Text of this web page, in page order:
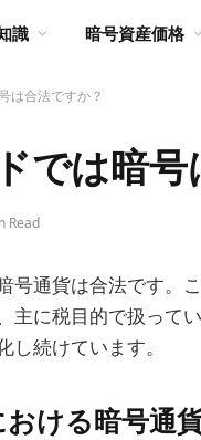
識 暗号資産価格
は合法ですか？
では暗号
Read
号通貨は合法です。
主に税目的で扱って
続けています。
ける暗号通